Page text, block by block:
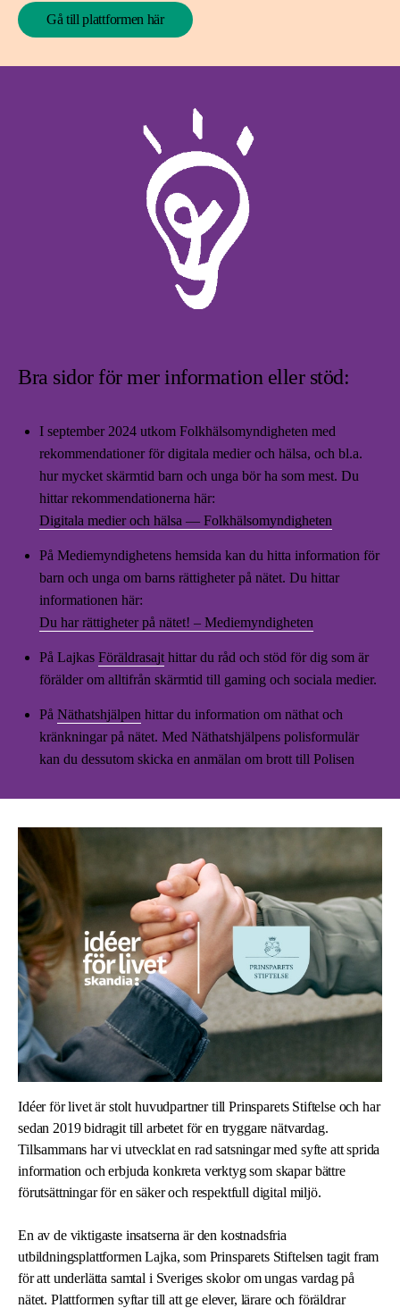
Gå till plattformen här
Bra sidor för mer information eller stöd:
I september 2024 utkom Folkhälsomyndigheten med
rekommendationer för digitala medier och hälsa, och bl.a.
hur mycket skärmtid barn och unga bör ha som mest. Du
hittar rekommendationerna här:
Digitala medier och hälsa — Folkhälsomyndigheten
På Mediemyndighetens hemsida kan du hitta information för
barn och unga om barns rättigheter på nätet. Du hittar
informationen här:
Du har rättigheter på nätet! – Mediemyndigheten
På Lajkas Föräldrasajt hittar du råd och stöd för dig som är
förälder om alltifrån skärmtid till gaming och sociala medier.
På Näthatshjälpen hittar du information om näthat och
kränkningar på nätet. Med Näthatshjälpens polisformulär
kan du dessutom skicka en anmälan om brott till Polisen
Idéer för livet är stolt huvudpartner till Prinsparets Stiftelse och har
sedan 2019 bidragit till arbetet för en tryggare nätvardag.
Tillsammans har vi utvecklat en rad satsningar med syfte att sprida
information och erbjuda konkreta verktyg som skapar bättre
förutsättningar för en säker och respektfull digital miljö.
En av de viktigaste insatserna är den kostnadsfria
utbildningsplattformen Lajka, som Prinsparets Stiftelsen tagit fram
för att underlätta samtal i Sveriges skolor om ungas vardag på
nätet. Plattformen syftar till att ge elever, lärare och föräldrar